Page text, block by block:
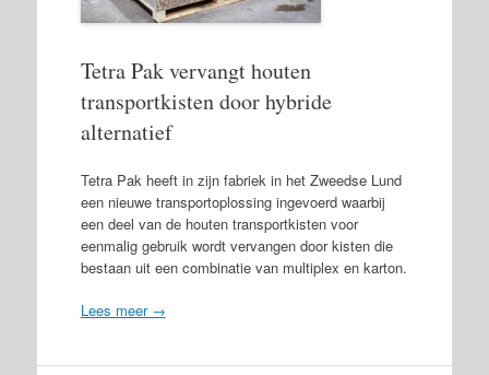
Tetra Pak vervangt houten
transportkisten door hybride
alternatief
Tetra Pak heeft in zijn fabriek in het Zweedse Lund
een nieuwe transportoplossing ingevoerd waarbij
een deel van de houten transportkisten voor
eenmalig gebruik wordt vervangen door kisten die
bestaan uit een combinatie van multiplex en karton.
Lees meer →